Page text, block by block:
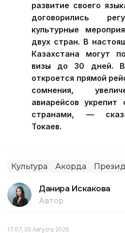
развитие своего
договорились
культурные
двух стран. В
Казахстана могут
визы до 30 дней.
откроется прямой
сомнения,
авиарейсов
странами, —
Токаев.
Культура Акорда
Данира Искакова
Автор
17:07, 05 Августа 2026